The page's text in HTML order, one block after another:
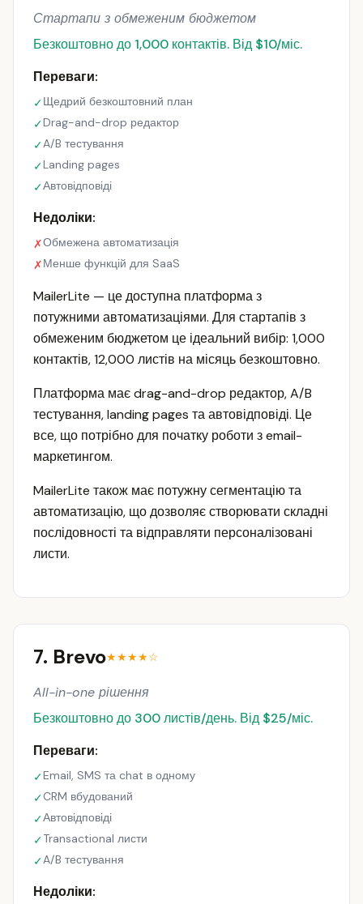
Стартапи з обмеженим бюджетом
Безкоштовно до 1,000 контактів. Від $10/міс.
Переваги:
✓Щедрий безкоштовний план
✓Drag-and-drop редактор
✓A/B тестування
✓Landing pages
✓Автовідповіді
Недоліки:
✗Обмежена автоматизація
✗Менше функцій для SaaS
MailerLite — це доступна платформа з
потужними автоматизаціями. Для стартапів з
обмеженим бюджетом це ідеальний вибір: 1,000
контактів, 12,000 листів на місяць безкоштовно.
Платформа має drag-and-drop редактор, A/B
тестування, landing pages та автовідповіді. Це
все, що потрібно для початку роботи з email-
маркетингом.
MailerLite також має потужну сегментацію та
автоматизацію, що дозволяє створювати складні
послідовності та відправляти персоналізовані
листи.
7. Brevo★★★★☆
All-in-one рішення
Безкоштовно до 300 листів/день. Від $25/міс.
Переваги:
✓Email, SMS та chat в одному
✓CRM вбудований
✓Автовідповіді
✓Transactional листи
✓A/B тестування
Недоліки: